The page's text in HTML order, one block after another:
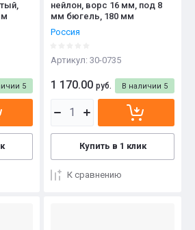
5
нейлон, ворс 16 мм, под 8
мм бюгель, 180 мм
Россия
Артикул: 30-0735
В наличии 5
1 170.00 руб.
Купить в 1 клик
К сравнению